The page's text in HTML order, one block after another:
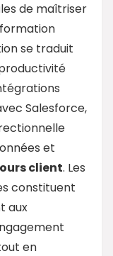
de maîtriser
se traduit
Salesforce,
et
client. Les
constituent
aux
en